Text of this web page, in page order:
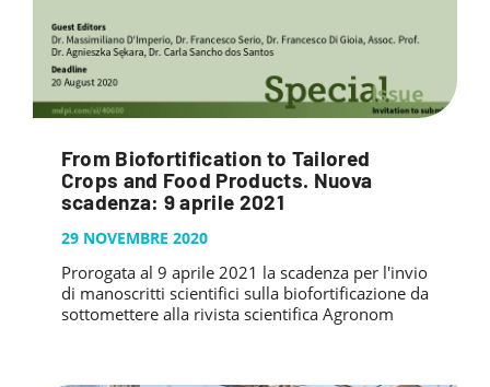
From Biofortification to Tailored
Crops and Food Products. Nuova
scadenza: 9 aprile 2021
29 NOVEMBRE 2020
Prorogata al 9 aprile 2021 la scadenza per l'invio
di manoscritti scientifici sulla biofortificazione da
sottomettere alla rivista scientifica Agronom